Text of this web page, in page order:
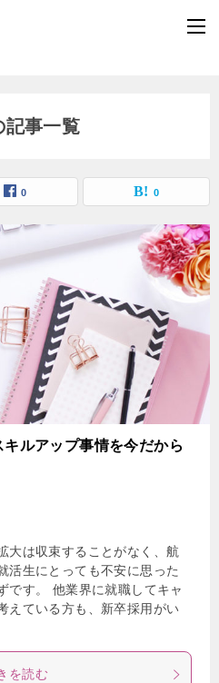
記事一覧
0 0
ルアップ事情を今だから
大は収束することがなく、航
活生にとっても不安に思った
です。 他業界に就職してキャ
えている方も、新卒採用がい
を読む